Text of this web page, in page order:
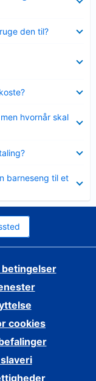
den til?
hvornår skal
barneseng til et
cookies